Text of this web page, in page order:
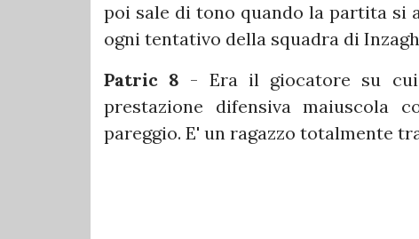
poi sale di tono quando la partita si
ogni tentativo della squadra di
Patric 8 - Era il giocatore su
prestazione difensiva maiuscola
pareggio. E' un ragazzo totalmente